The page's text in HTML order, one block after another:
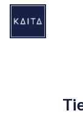
Siirry
sisältöön